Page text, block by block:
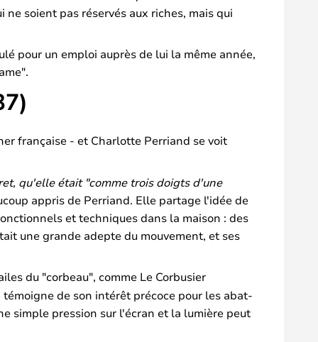
soient pas réservés aux riches, mais qui
pour un emploi auprès de lui la même année,
française - et Charlotte Perriand se voit
qu'elle était "comme trois doigts d'une
appris de Perriand. Elle partage l'idée de
et techniques dans la maison : des
une grande adepte du mouvement, et ses
du "corbeau", comme Le Corbusier
de son intérêt précoce pour les abat-
simple pression sur l'écran et la lumière peut